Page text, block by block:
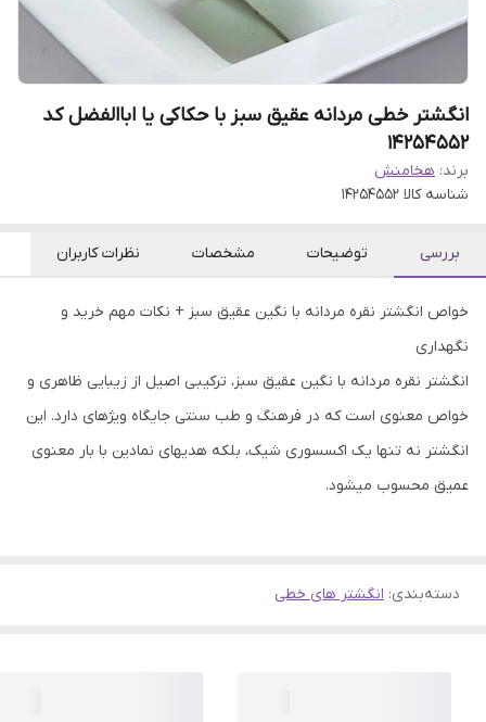
انگشتر خطی مردانه عقیق سبز با حکاکی یا اباالفضل کد
14254552
برند: هخامنش
شناسه کالا 14254552
بررسی توضیحات مشخصات نظرات کاربران
خواص انگشتر نقره مردانه با نگین عقیق سبز + نکات مهم خرید و
نگهداری
انگشتر نقره مردانه با نگین عقیق سبز، ترکیبی اصیل از زیبایی ظاهری و
خواص معنوی است که در فرهنگ و طب سنتی جایگاه ویژهای دارد. این
انگشتر نه تنها یک اکسسوری شیک، بلکه هدیهای نمادین با بار معنوی
عمیق محسوب میشود.
دسته‌بندی: انگشتر های خطی